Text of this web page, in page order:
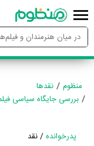
منظوم
نقدها
بررسی جایگاه سیاسی
پدرخوانده/ نقد